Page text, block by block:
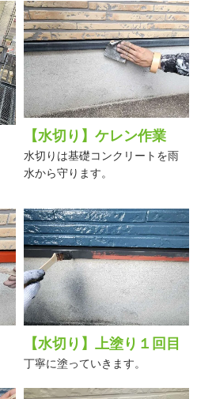
【水切り】ケレン作業
水切りは基礎コンクリートを雨
水から守ります。
【水切り】上塗り１回目
丁寧に塗っていきます。